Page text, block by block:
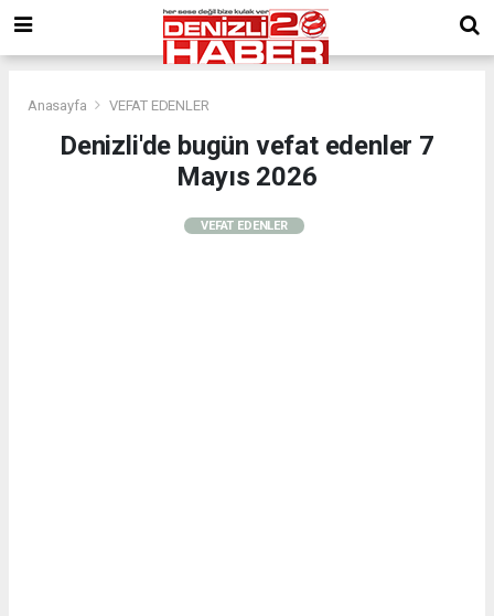
Anasayfa VEFAT EDENLER
Denizli'de bugün vefat edenler 7
Mayıs 2026
VEFAT EDENLER